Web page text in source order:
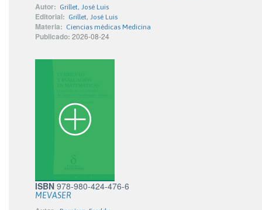
Autor: Grillet, José Luis
Editorial: Grillet, José Luis
Materia: Ciencias médicas Medicina
Publicado: 2026-08-24
ISBN 978-980-424-476-6
MEVASER